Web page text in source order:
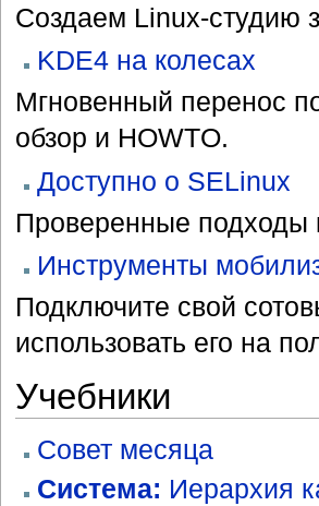
Создаем Linux-студию
KDE4 на колесах
Мгновенный перенос
обзор и HOWTO.
Доступно о SELinux
Проверенные подходы
Инструменты
Подключите свой
использовать его на
Учебники
Совет месяца
Система: Иерархия